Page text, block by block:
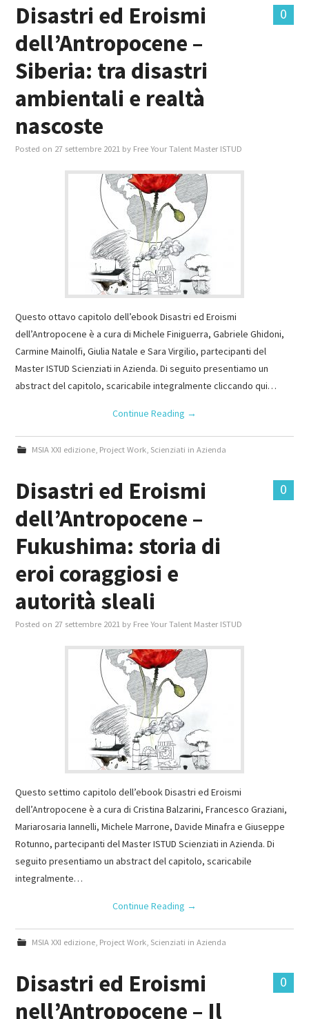
0
Disastri ed Eroismi
dell’Antropocene –
Siberia: tra disastri
ambientali e realtà
nascoste
Posted on 27 settembre 2021 by Free Your Talent Master ISTUD
Questo ottavo capitolo dell’ebook Disastri ed Eroismi
dell’Antropocene è a cura di Michele Finiguerra, Gabriele Ghidoni,
Carmine Mainolfi, Giulia Natale e Sara Virgilio, partecipanti del
Master ISTUD Scienziati in Azienda. Di seguito presentiamo un
abstract del capitolo, scaricabile integralmente cliccando qui…
Continue Reading →
MSIA XXI edizione, Project Work, Scienziati in Azienda
0
Disastri ed Eroismi
dell’Antropocene –
Fukushima: storia di
eroi coraggiosi e
autorità sleali
Posted on 27 settembre 2021 by Free Your Talent Master ISTUD
Questo settimo capitolo dell’ebook Disastri ed Eroismi
dell’Antropocene è a cura di Cristina Balzarini, Francesco Graziani,
Mariarosaria Iannelli, Michele Marrone, Davide Minafra e Giuseppe
Rotunno, partecipanti del Master ISTUD Scienziati in Azienda. Di
seguito presentiamo un abstract del capitolo, scaricabile
integralmente…
Continue Reading →
MSIA XXI edizione, Project Work, Scienziati in Azienda
0
Disastri ed Eroismi
nell’Antropocene – Il